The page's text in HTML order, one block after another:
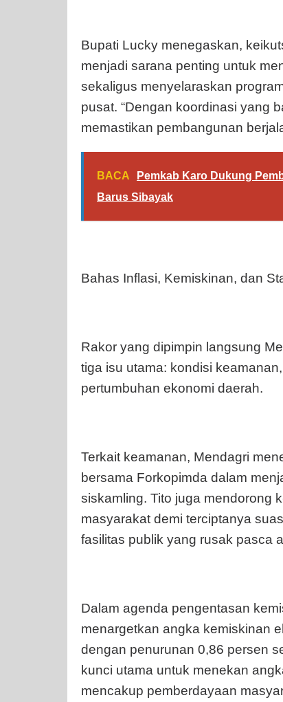
Bupati Lucky menegaskan,
menjadi sarana penting untuk
sekaligus menyelaraskan
pusat. “Dengan koordinasi yang
memastikan pembangunan
BACA
Pemkab Karo Dukung
Barus Sibayak
Bahas Inflasi, Kemiskinan, dan
Rakor yang dipimpin langsung
tiga isu utama: kondisi
pertumbuhan ekonomi daerah.
Terkait keamanan, Mendagri
bersama Forkopimda dalam
siskamling. Tito juga mendorong
masyarakat demi terciptanya
fasilitas publik yang rusak pasca
Dalam agenda pengentasan
menargetkan angka kemiskinan
dengan penurunan 0,86 persen
kunci utama untuk menekan
mencakup pemberdayaan